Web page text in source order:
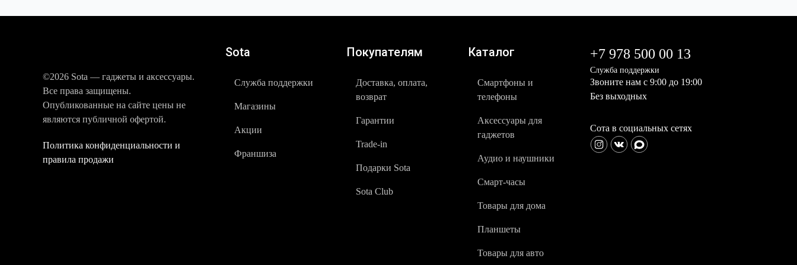
©2026 Sota — гаджеты и аксессуары.
Все права защищены.
Опубликованные на сайте цены не
являются публичной офертой.
Политика конфиденциальности и
правила продажи
Sota
Служба поддержки
Магазины
Акции
Франшиза
Покупателям
Доставка, оплата,
возврат
Гарантии
Trade-in
Подарки Sota
Sota Club
Каталог
Смартфоны и
телефоны
Аксессуары для
гаджетов
Аудио и наушники
Смарт-часы
Товары для дома
Планшеты
Товары для авто
+7 978 500 00 13
Служба поддержки
Звоните нам с 9:00 до 19:00
Без выходных
Сота в социальных сетях